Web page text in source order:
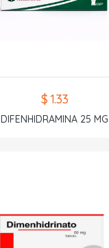
$ 1.33
DIFENHIDRAMINA 25 MG